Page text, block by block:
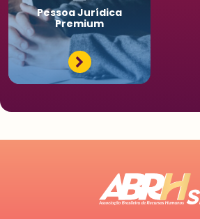
PessoaJurídica
Premium